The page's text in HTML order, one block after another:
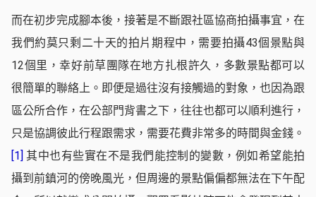
而在初步完成腳本後，接著是不斷跟社區協商拍攝事宜，在
我們約莫只剩二十天的拍片期程中，需要拍攝43個景點與
12個里，幸好前草團隊在地方扎根許久，多數景點都可以
很簡單的聯絡上。即便是過往沒有接觸過的對象，也因為跟
區公所合作，在公部門背書之下，往往也都可以順利進行，
只是協調彼此行程跟需求，需要花費非常多的時間與金錢。
[1] 其中也有些實在不是我們能控制的變數，例如希望能拍
攝到前鎮河的傍晚風光，但周邊的景點偏偏都無法在下午配